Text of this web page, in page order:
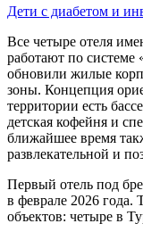
Дети с диабетом и
Все четыре отеля
работают по
обновили жилые
зоны. Концепция
территории есть
детская кофейня и
ближайшее время
развлекательной и
Первый отель под
в феврале 2026 года.
объектов: четыре в